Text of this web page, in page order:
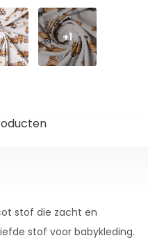
+1
stof die zacht en
stof voor babykleding.